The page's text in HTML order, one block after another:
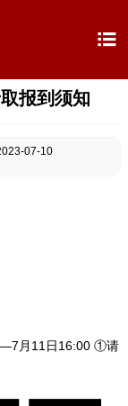

报到须知
07-10
月11日16:00 ①请